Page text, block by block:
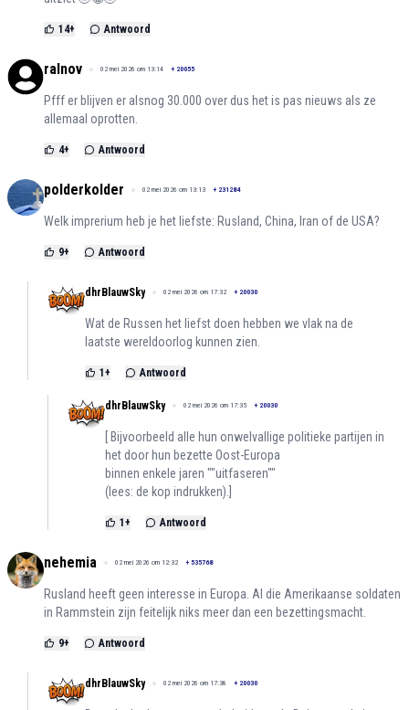
14+ Antwoord
ralnov 02 mei 2026 om 13:14 + 20055
Pfff er blijven er alsnog 30.000 over dus het is pas nieuws als ze
allemaal oprotten.
4+ Antwoord
polderkolder 02 mei 2026 om 13:13 + 231284
Welk imprerium heb je het liefste: Rusland, China, Iran of de USA?
9+ Antwoord
dhrBlauwSky 02 mei 2026 om 17:32 + 20030
Wat de Russen het liefst doen hebben we vlak na de
laatste wereldoorlog kunnen zien.
1 + Antwoord
dhrBlauwSky 02 mei 2026 om 17:35 + 20030
[ Bijvoorbeeld alle hun onwelvallige politieke partijen in
het door hun bezette Oost-Europa
binnen enkele jaren ""uitfaseren""
(lees: de kop indrukken).]
1 + Antwoord
nehemia 02 mei 2026 om 12:32 + 535768
Rusland heeft geen interesse in Europa. Al die Amerikaanse soldaten
in Rammstein zijn feitelijk niks meer dan een bezettingsmacht.
9+ Antwoord
dhrBlauwSky 02 mei 2026 om 17:38 + 20030